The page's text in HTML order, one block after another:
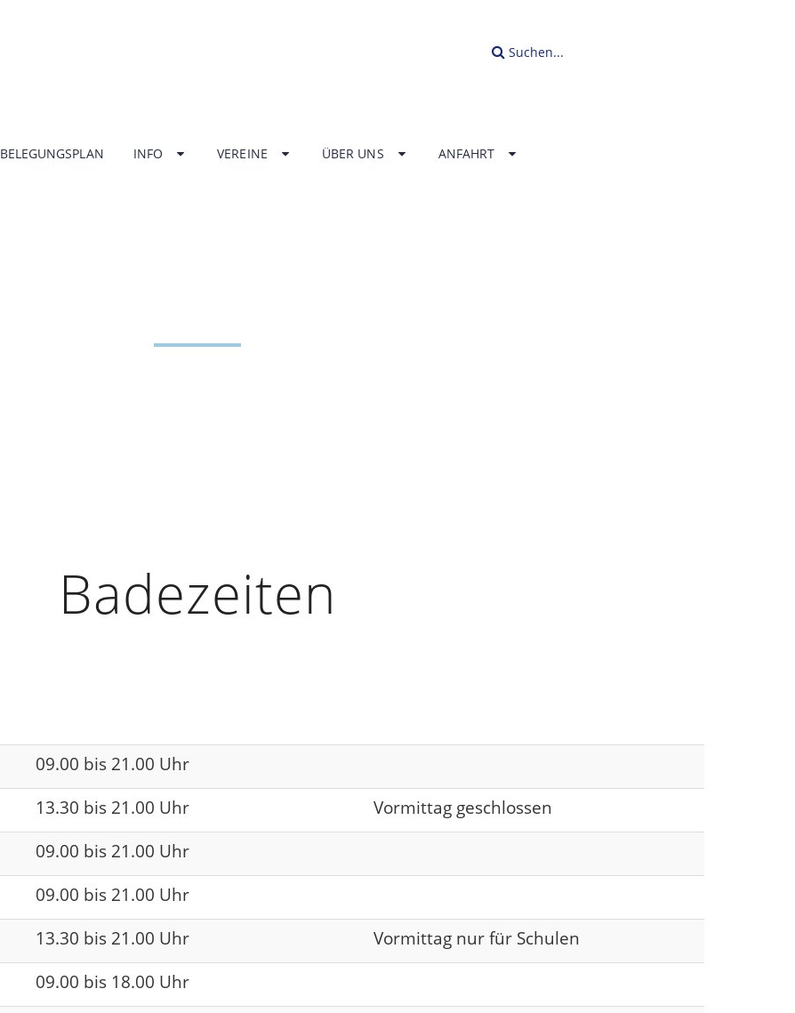
Suchen...
BELEGUNGSPLAN INFO VEREINE ÜBER UNS
ANFAHRT
Badezeiten
09.00 bis 21.00 Uhr
13.30 bis 21.00 Uhr
Vormittag geschlossen
09.00 bis 21.00 Uhr
09.00 bis 21.00 Uhr
13.30 bis 21.00 Uhr
Vormittag nur für Schulen
09.00 bis 18.00 Uhr